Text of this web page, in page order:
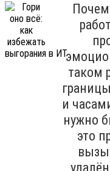
таком
и
нужно
это